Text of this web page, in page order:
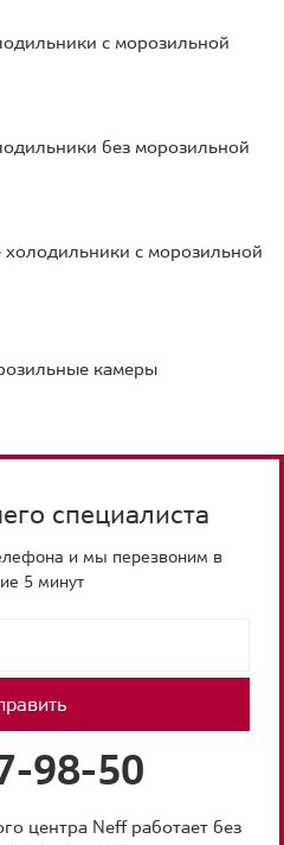
с морозильной
без морозильной
с морозильной
камеры
специалиста
и мы перезвоним в
5 минут
98-50
центра Neff работает без